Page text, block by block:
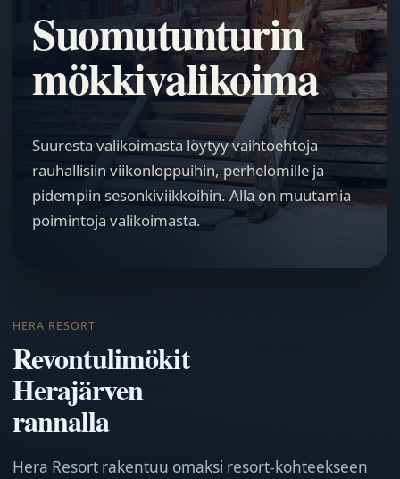
Suomutunturin
mökkivalikoima
Suuresta valikoimasta löytyy vaihtoehtoja
rauhallisiin viikonloppuihin, perhelomille ja
pidempiin sesonkiviikkoihin. Alla on muutamia
poimintoja valikoimasta.
HERA RESORT
Revontulimökit
Herajärven
rannalla
Hera Resort rakentuu omaksi resort-kohteekseen